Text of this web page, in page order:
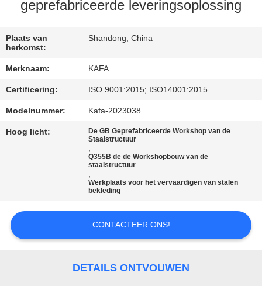
ONS
FABRIEKSTOUR
NEEM
CONTACT
NIEUWS
GEVALLEN
geprefabriceerde leveringsoplossing
Plaats van
herkomst:
Shandong, China
Merknaam: KAFA
Certificering: ISO 9001:2015; ISO14001:2015
Modelnummer: Kafa-2023038
Hoog licht:
De GB Geprefabriceerde Workshop van de
Staalstructuur
,
Q355B de de Workshopbouw van de
staalstructuur
,
Werkplaats voor het vervaardigen van stalen
bekleding
CONTACTEER ONS!
DETAILS ONTVOUWEN